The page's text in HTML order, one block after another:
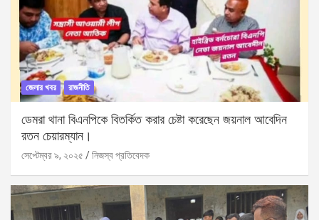
জেলার খবর রাজনীতি
ডেমরা থানা বিএনপিকে বিতর্কিত করার চেষ্টা করেছেন জয়নাল আবেদিন
রতন চেয়ারম্যান।
সেপ্টেম্বর ৯, ২০২৫ নিজস্ব প্রতিবেদক